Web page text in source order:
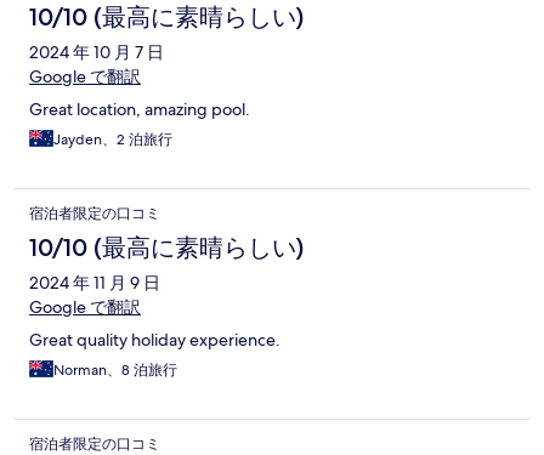
10/10 (最高に素晴らしい)
2024 年 10 月 7 日
Google で翻訳
Great location, amazing pool.
Jayden、2 泊旅行
宿泊者限定の口コミ
10/10 (最高に素晴らしい)
2024 年 11 月 9 日
Google で翻訳
Great quality holiday experience.
Norman、8 泊旅行
宿泊者限定の口コミ